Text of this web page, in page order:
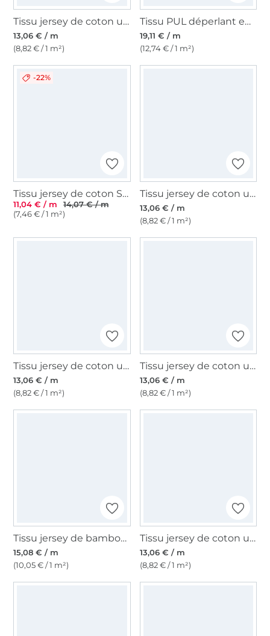
Tissu jersey de coton uni, blanc émail
13,06 € / m
(8,82 € / 1 m²)
Tissu PUL déperlant en jersey de coton uni, blanc
19,11 € / m
(12,74 € / 1 m²)
-22%
Tissu jersey de coton Sopo, vert clair
11,04 € / m
14,07 € / m
(7,46 € / 1 m²)
Tissu jersey de coton uni, menthe pâle
13,06 € / m
(8,82 € / 1 m²)
Tissu jersey de coton uni, bleu marine
13,06 € / m
(8,82 € / 1 m²)
Tissu jersey de coton uni, bleu pétrole
13,06 € / m
(8,82 € / 1 m²)
Tissu jersey de bambou uni, bleu pétrole bleu
15,08 € / m
(10,05 € / 1 m²)
Tissu jersey de coton uni, rose
13,06 € / m
(8,82 € / 1 m²)